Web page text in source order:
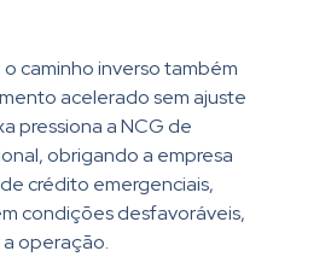
caminho inverso também
acelerado sem ajuste
pressiona a NCG de
obrigando a empresa
crédito emergenciais,
condições desfavoráveis,
operação.